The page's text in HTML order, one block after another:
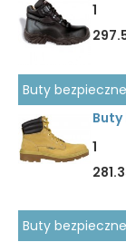
1
Buty bezpieczne
Buty
1
Buty bezpieczne